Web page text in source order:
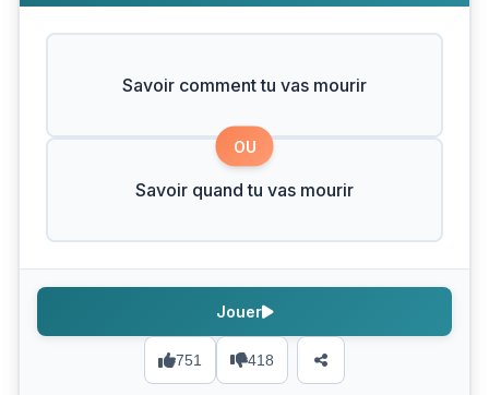
Savoir comment tu vas mourir
OU
Savoir quand tu vas mourir
751 418
Jouer